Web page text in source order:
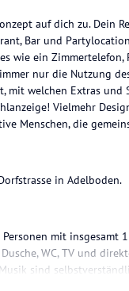
auf dich zu. Dein
Bar und
wie ein
nur die Nutzung
mit welchen Extras
Vielmehr
Menschen, die
in Adelboden.
mit insgesamt
WC, TV und
sind